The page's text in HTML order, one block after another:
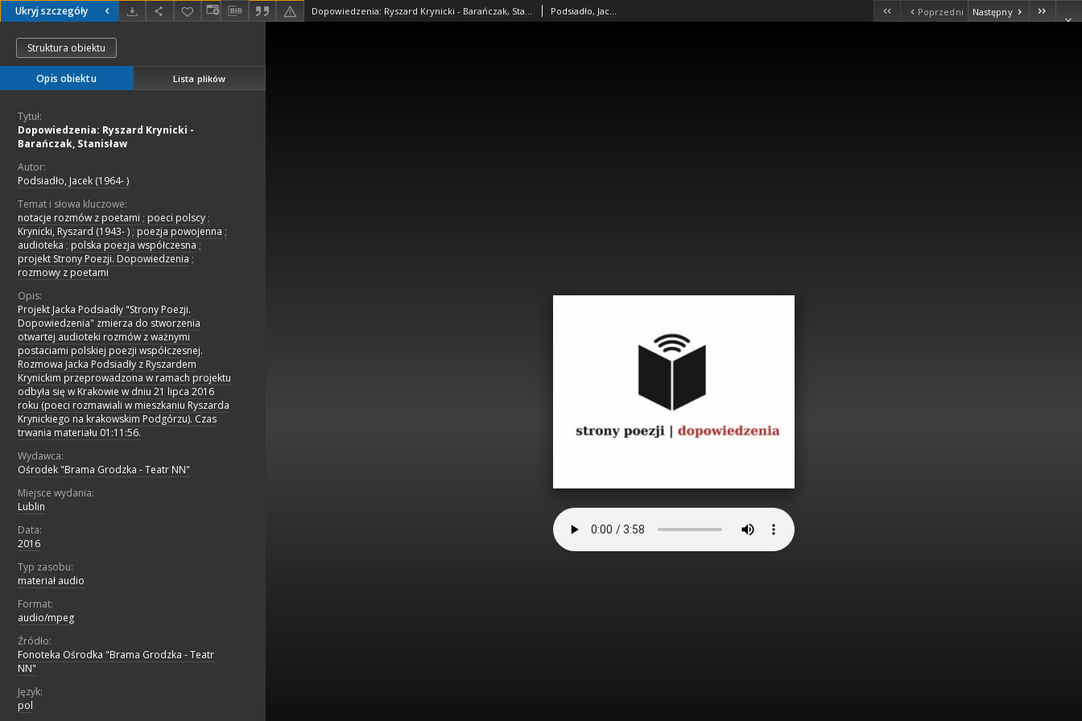
Ukryj szczegóły Dopowiedzenia: Ryszard Krynicki - Barańczak, Stanisław Podsiadło, Jacek (1964- ) Poprzedni Następny
Struktura obiektu
Opis obiektu Lista plików
Tytuł:
Dopowiedzenia: Ryszard Krynicki -
Barańczak, Stanisław
Autor:
Podsiadło, Jacek (1964- )
Temat i słowa kluczowe:
notacje rozmów z poetami ; poeci polscy ;
Krynicki, Ryszard (1943- ) ; poezja powojenna ;
audioteka ; polska poezja współczesna ;
projekt Strony Poezji. Dopowiedzenia ;
rozmowy z poetami
Opis:
Projekt Jacka Podsiadły "Strony Poezji.
Dopowiedzenia" zmierza do stworzenia
otwartej audioteki rozmów z ważnymi
postaciami polskiej poezji współczesnej.
Rozmowa Jacka Podsiadły z Ryszardem
Krynickim przeprowadzona w ramach projektu
odbyła się w Krakowie w dniu 21 lipca 2016
roku (poeci rozmawiali w mieszkaniu Ryszarda
Krynickiego na krakowskim Podgórzu). Czas
trwania materiału 01:11:56.
Wydawca:
Ośrodek "Brama Grodzka - Teatr NN"
Miejsce wydania:
Lublin
Data:
2016
Typ zasobu:
materiał audio
Format:
audio/mpeg
Źródło:
Fonoteka Ośrodka "Brama Grodzka - Teatr
NN"
Język:
pol